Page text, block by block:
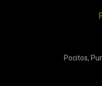
Pocitos,